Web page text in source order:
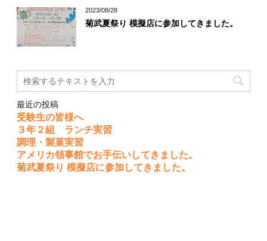
2023/08/28
菊武夏祭り 模擬店に参加してきました。
最近の投稿
受験生の皆様へ
３年２組 ランチ実習
調理・製菓実習
アメリカ領事館でお手伝いしてきました。
菊武夏祭り 模擬店に参加してきました。